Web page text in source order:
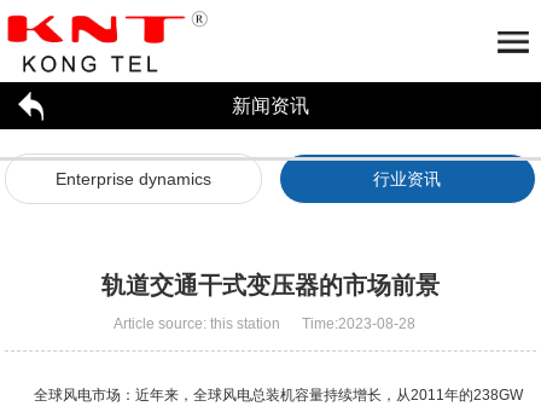
Home
大功率变压器/电抗器
联系我们
Company profile Honor Partner 工厂参观
新闻资讯
Enterprise dynamics 行业资讯
轨道交通干式变压器的市场前景
Article source: this station Time:2023-08-28
全球风电市场：近年来，全球风电总装机容量持续增长，从2011年的238GW